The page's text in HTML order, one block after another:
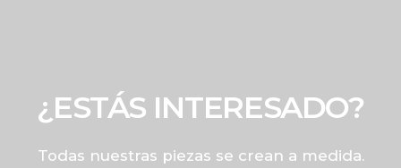
¿ESTÁS INTERESADO?
Todas nuestras piezas se crean a medida.